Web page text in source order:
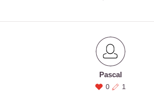
Pascal
0 1